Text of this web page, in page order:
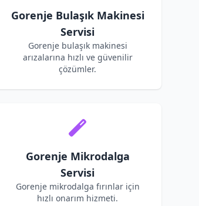
Gorenje Bulaşık Makinesi
Servisi
Gorenje bulaşık makinesi
arızalarına hızlı ve güvenilir
çözümler.
Gorenje Mikrodalga
Servisi
Gorenje mikrodalga fırınlar için
hızlı onarım hizmeti.